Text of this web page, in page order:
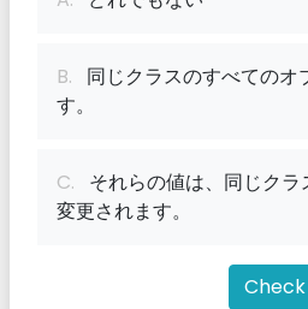
B. 同じクラスのすべてのオ
す。
C. それらの値は、同じク
変更されます。